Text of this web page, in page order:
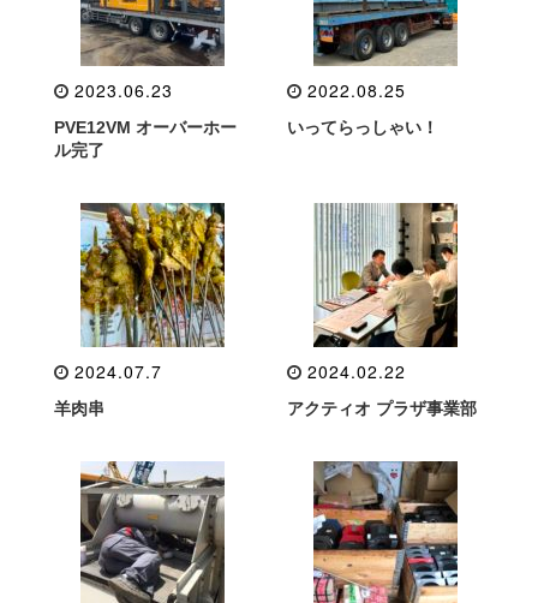
2023.06.23
PVE12VM オーバーホー
ル完了
2022.08.25
いってらっしゃい！
2024.07.7
羊肉串
2024.02.22
アクティオ プラザ事業部